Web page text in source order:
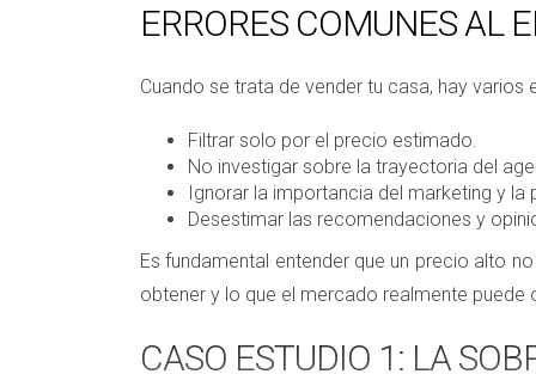
ERRORES COMUNES AL
Cuando se trata de vender tu casa, hay
Filtrar solo por el precio estimado.
No investigar sobre la trayectoria del
Ignorar la importancia del marketing y la
Desestimar las recomendaciones y
Es fundamental entender que un precio alto
obtener y lo que el mercado realmente puede
CASO ESTUDIO 1: LA